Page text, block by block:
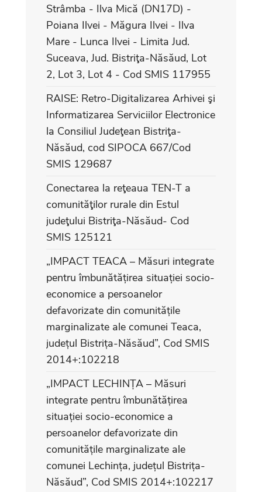
Strâmba - Ilva Mică (DN17D) -
Poiana Ilvei - Măgura Ilvei - Ilva
Mare - Lunca Ilvei - Limita Jud.
Suceava, Jud. Bistriţa-Năsăud, Lot
2, Lot 3, Lot 4 - Cod SMIS 117955
RAISE: Retro-Digitalizarea Arhivei şi
Informatizarea Serviciilor Electronice
la Consiliul Judeţean Bistriţa-
Năsăud, cod SIPOCA 667/Cod
SMIS 129687
Conectarea la reţeaua TEN-T a
comunităţilor rurale din Estul
judeţului Bistriţa-Năsăud- Cod
SMIS 125121
„IMPACT TEACA – Măsuri integrate
pentru îmbunătățirea situației socio-
economice a persoanelor
defavorizate din comunitățile
marginalizate ale comunei Teaca,
județul Bistrița-Năsăud”, Cod SMIS
2014+:102218
„IMPACT LECHINȚA – Măsuri
integrate pentru îmbunătățirea
situației socio-economice a
persoanelor defavorizate din
comunitățile marginalizate ale
comunei Lechința, județul Bistrița-
Năsăud”, Cod SMIS 2014+:102217